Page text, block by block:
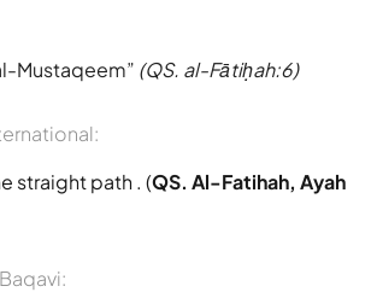
Mustaqeem (QS. al-Fātiḥah:6)
straight path . (QS. Al-Fatihah, Ayah